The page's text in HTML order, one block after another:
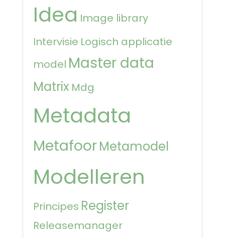
Idea Image library
Intervisie Logisch applicatie
model Master data
Matrix Mdg
Metadata
MetafoorMetamodel
Modelleren
Principes Register
Releasemanager